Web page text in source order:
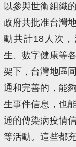
以參與世衛組織
政府共批准台灣
動共計18人次
生、數字健康等
架下，台灣地區
通和完善的，能
生事件信息，也
通的傳染病疫情
等活動。這些都